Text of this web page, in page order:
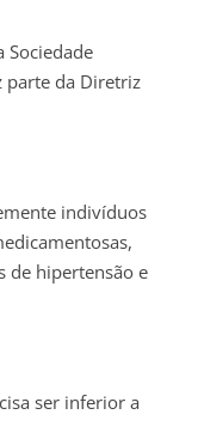
Sociedade
parte da Diretriz
indivíduos
de hipertensão e
ser inferior a